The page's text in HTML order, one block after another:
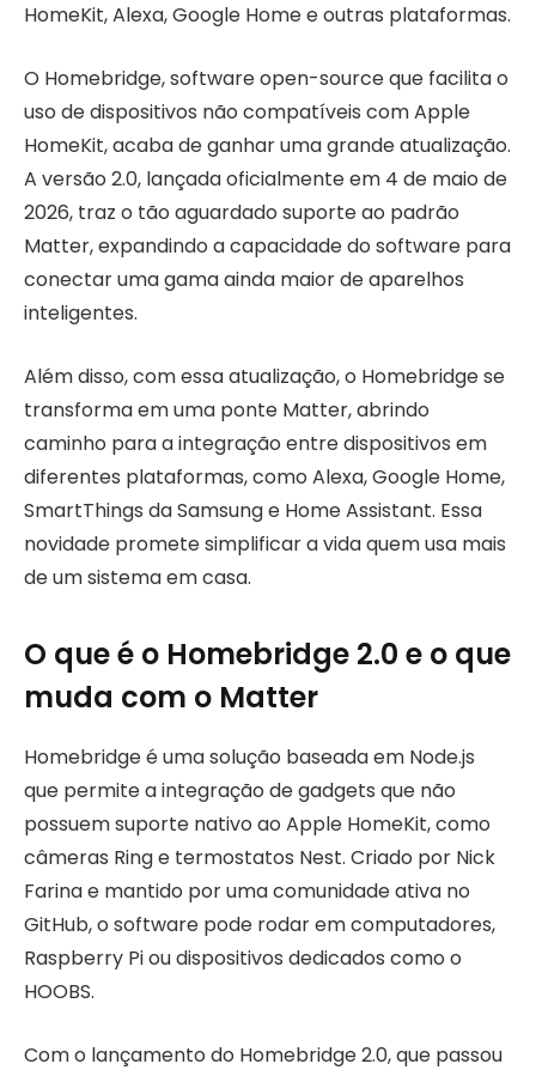
HomeKit, Alexa, Google Home e outras plataformas.
O Homebridge, software open-source que facilita o
uso de dispositivos não compatíveis com Apple
HomeKit, acaba de ganhar uma grande atualização.
A versão 2.0, lançada oficialmente em 4 de maio de
2026, traz o tão aguardado suporte ao padrão
Matter, expandindo a capacidade do software para
conectar uma gama ainda maior de aparelhos
inteligentes.
Além disso, com essa atualização, o Homebridge se
transforma em uma ponte Matter, abrindo
caminho para a integração entre dispositivos em
diferentes plataformas, como Alexa, Google Home,
SmartThings da Samsung e Home Assistant. Essa
novidade promete simplificar a vida quem usa mais
de um sistema em casa.
O que é o Homebridge 2.0 e o que
muda com o Matter
Homebridge é uma solução baseada em Node.js
que permite a integração de gadgets que não
possuem suporte nativo ao Apple HomeKit, como
câmeras Ring e termostatos Nest. Criado por Nick
Farina e mantido por uma comunidade ativa no
GitHub, o software pode rodar em computadores,
Raspberry Pi ou dispositivos dedicados como o
HOOBS.
Com o lançamento do Homebridge 2.0, que passou